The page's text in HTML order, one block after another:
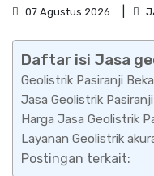
07 Agustus 2026
Daftar isi Jasa
Geolistrik Pasiranji
Jasa Geolistrik
Harga Jasa Geolistrik
Layanan Geolistrik
Postingan terkait: